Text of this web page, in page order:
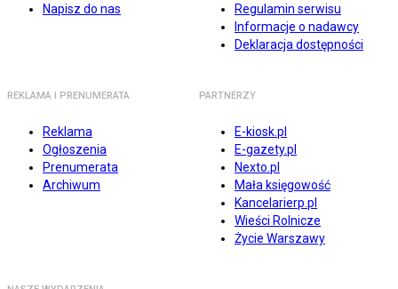
Napisz do nas
Regulamin serwisu
Informacje o nadawcy
Deklaracja dostępności
REKLAMA I PRENUMERATA
Reklama
Ogłoszenia
Prenumerata
Archiwum
PARTNERZY
E-kiosk.pl
E-gazety.pl
Nexto.pl
Mała księgowość
Kancelarierp.pl
Wieści Rolnicze
Życie Warszawy